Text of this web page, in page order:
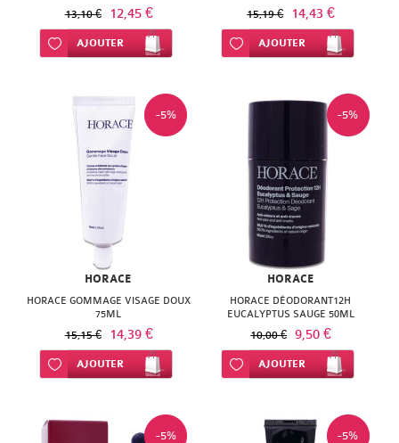
13,10 € 12,45 €
Ajouter à ma liste d’envie
AJOUTER
15,19 € 14,43 €
Ajouter à ma liste d’envie
AJOUTER
-5%
HORACE
HORACE GOMMAGE VISAGE DOUX
75ML
15,15 € 14,39 €
Ajouter à ma liste d’envie
AJOUTER
-5%
HORACE
HORACE DÉODORANT12H
EUCALYPTUS SAUGE 50ML
10,00 € 9,50 €
Ajouter à ma liste d’envie
AJOUTER
-5% -5%